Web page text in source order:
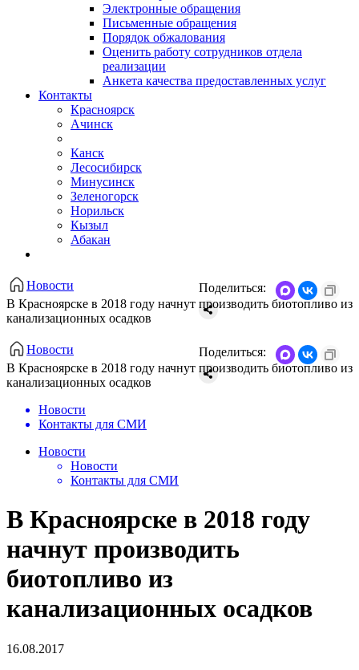
Электронные обращения
Письменные обращения
Порядок обжалования
Оценить работу сотрудников отдела
реализации
Анкета качества предоставленных услуг
Контакты
Красноярск
Ачинск
Канск
Лесосибирск
Минусинск
Зеленогорск
Норильск
Кызыл
Абакан
Новости
В Красноярске в 2018 году начнут производить биотопливо из
канализационных осадков
Поделиться:
Новости
В Красноярске в 2018 году начнут производить биотопливо из
канализационных осадков
Поделиться:
Новости
Контакты для СМИ
Новости
Новости
Контакты для СМИ
В Красноярске в 2018 году
начнут производить
биотопливо из
канализационных осадков
16.08.2017